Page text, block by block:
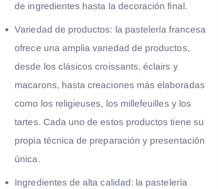
de ingredientes hasta la decoración final.
Variedad de productos: la pastelería francesa
ofrece una amplia variedad de productos,
desde los clásicos croissants, éclairs y
macarons, hasta creaciones más elaboradas
como los religieuses, los millefeuilles y los
tartes. Cada uno de estos productos tiene su
propia técnica de preparación y presentación
única.
Ingredientes de alta calidad: la pastelería